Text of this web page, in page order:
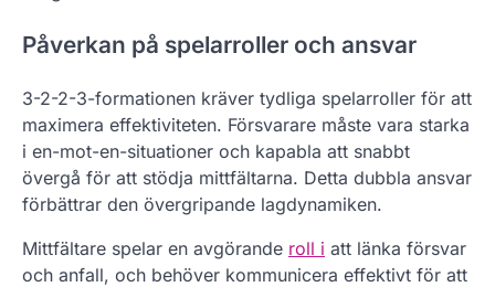
Påverkan på spelarroller och ansvar
3-2-2-3-formationen kräver tydliga spelarroller för att
maximera effektiviteten. Försvarare måste vara starka
i en-mot-en-situationer och kapabla att snabbt
övergå för att stödja mittfältarna. Detta dubbla ansvar
förbättrar den övergripande lagdynamiken.
Mittfältare spelar en avgörande roll i att länka försvar
och anfall, och behöver kommunicera effektivt för att